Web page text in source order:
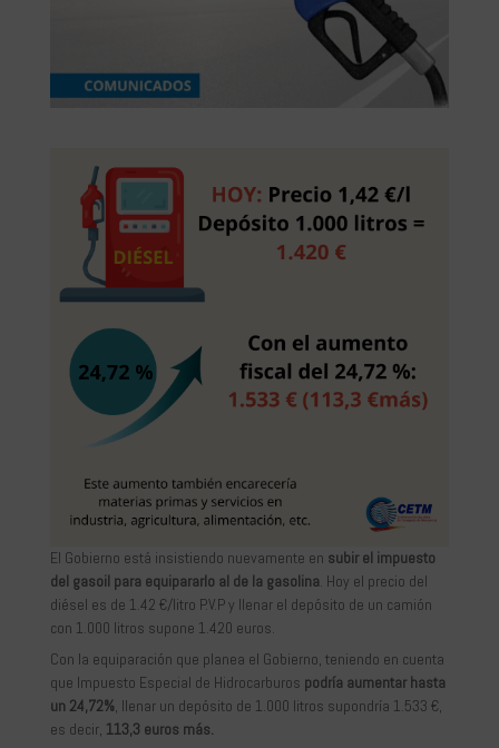
El Gobierno está insistiendo nuevamente en subir el impuesto
del gasoil para equipararlo al de la gasolina. Hoy el precio del
diésel es de 1.42 €/litro P.V.P y llenar el depósito de un camión
con 1.000 litros supone 1.420 euros.
Con la equiparación que planea el Gobierno, teniendo en cuenta
que Impuesto Especial de Hidrocarburos podría aumentar hasta
un 24,72%, llenar un depósito de 1.000 litros supondría 1.533 €,
es decir, 113,3 euros más.